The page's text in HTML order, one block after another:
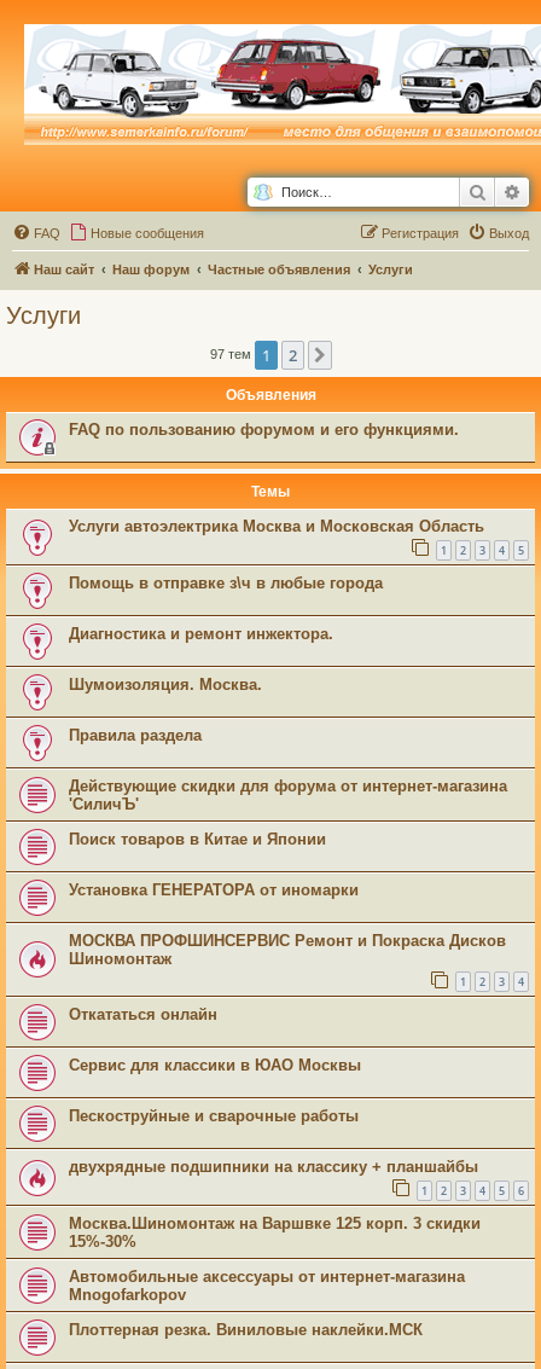
Поиск
FAQ Новые сообщения Выход
Регистрация
Наш сайт Наш форум Частные объявления Услуги
Услуги
97 тем 1 2
Объявления
FAQ по пользованию форумом и его функциями.
Темы
Услуги автоэлектрика Москва и Московская Область
1 2 3 4 5
Помощь в отправке з\ч в любые города
Диагностика и ремонт инжектора.
Шумоизоляция. Москва.
Правила раздела
Действующие скидки для форума от интернет-магазина
'СиличЪ'
Поиск товаров в Китае и Японии
Установка ГЕНЕРАТОРА от иномарки
МОСКВА ПРОФШИНСЕРВИС Ремонт и Покраска Дисков
Шиномонтаж
1 2 3 4
Откататься онлайн
Сервис для классики в ЮАО Москвы
Пескоструйные и сварочные работы
двухрядные подшипники на классику + планшайбы
1 2 3 4 5 6
Москва.Шиномонтаж на Варшвке 125 корп. 3 скидки
15%-30%
Автомобильные аксессуары от интернет-магазина
Mnogofarkopov
Плоттерная резка. Виниловые наклейки.МСК